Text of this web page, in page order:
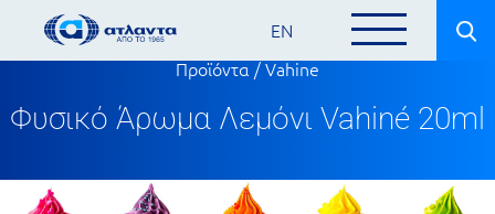
EN
Προϊόντα/Vahine
Φυσικό Άρωμα Λεμόνι Vahiné 20ml